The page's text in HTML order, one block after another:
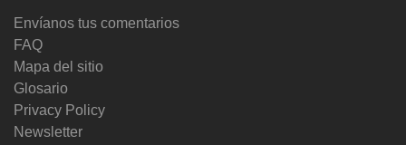
Envíanos tus comentarios
FAQ
Mapa del sitio
Glosario
Privacy Policy
Newsletter